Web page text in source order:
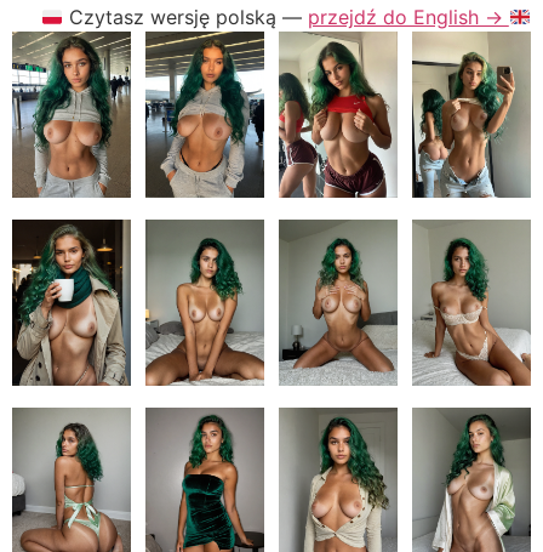
Czytasz wersję polską — przejdź do English →